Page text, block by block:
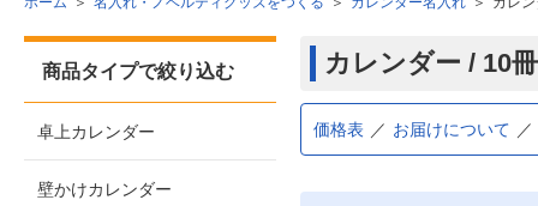
カレンダー / 10
価格表 お届けについて
商品タイプで絞り込む
卓上カレンダー
壁かけカレンダー